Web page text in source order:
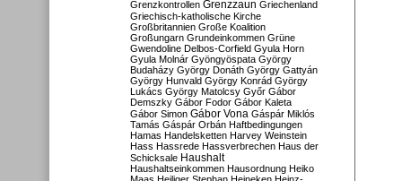
Grenzkontrollen Grenzzaun Griechenland
Griechisch-katholische Kirche
Großbritannien Große Koalition
Großungarn Grundeinkommen Grüne
Gwendoline Delbos-Corfield Gyula Horn
Gyula Molnár Gyöngyöspata György
Budaházy György Donáth György Gattyán
György Hunvald György Konrád György
Lukács György Matolcsy Győr Gábor
Demszky Gábor Fodor Gábor Kaleta
Gábor Simon Gábor Vona Gáspár Miklós
Tamás Gáspár Orbán Haftbedingungen
Hamas Handelsketten Harvey Weinstein
Hass Hassrede Hassverbrechen Haus der
Schicksale Haushalt
Haushaltseinkommen Hausordnung Heiko